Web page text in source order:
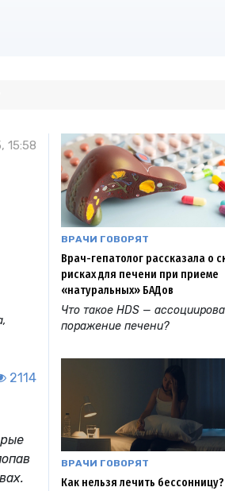
15:58
2114
ВРАЧИ ГОВОРЯТ
Врач-гепатолог рассказала о
рисках для печени при приеме
«натуральных» БАДов
Что такое HDS —
поражение печени?
ВРАЧИ ГОВОРЯТ
Как нельзя лечить бессонницу?